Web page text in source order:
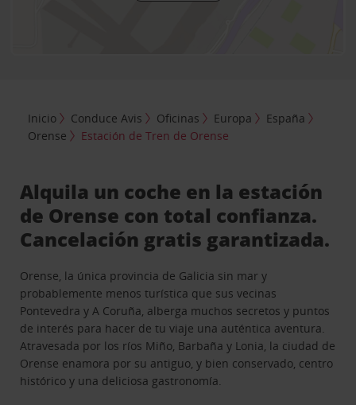
Inicio Conduce Avis Oficinas Europa
España
Orense
Estación de Tren de Orense
Alquila un coche en la estación
de Orense con total confianza.
Cancelación gratis garantizada.
Orense, la única provincia de Galicia sin mar y
probablemente menos turística que sus vecinas
Pontevedra y A Coruña, alberga muchos secretos y puntos
de interés para hacer de tu viaje una auténtica aventura.
Atravesada por los ríos Miño, Barbaña y Lonia, la ciudad de
Orense enamora por su antiguo, y bien conservado, centro
histórico y una deliciosa gastronomía.